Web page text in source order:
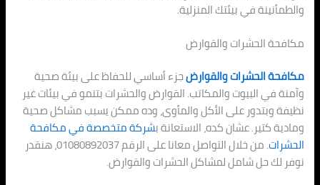
والطمأنينة في بيئتك المنزلية.
مكافحة الحشرات والقوارض
مكافحة الحشرات والقوارضجزء أساسي للحفاظ على بيئة صحية
وآمنة في البيوت والمكاتب. القوارض والحشرات بتنمو في بيئات غير
نظيفة وبتدور على الأكل والمأوى، وده ممكن يسبب مشاكل صحية
ومادية كتير. عشان كده، الاستعانة بشركة متخصصة في مكافحة
الحشرات
. من خلال التواصل معانا على الرقم 01080892037، هنقدر
نوفر لك حل شامل لمشاكل الحشرات والقوارض.